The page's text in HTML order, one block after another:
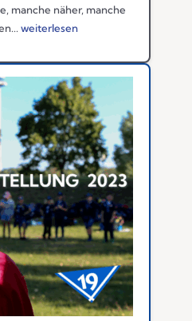
manche näher, manche
weiterlesen